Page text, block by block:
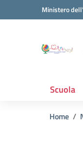
Vai ai contenuti
Vai al menu diMinistero
Scuola
Home